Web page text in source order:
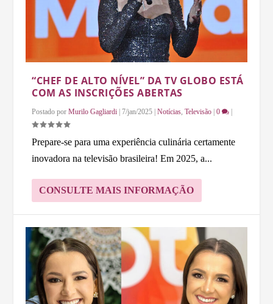
“CHEF DE ALTO NÍVEL” DA TV GLOBO ESTÁ
COM AS INSCRIÇÕES ABERTAS
Postado porMurilo Gagliardi |7/jan/2025 |Notícias,Televisão |0
Prepare-se para uma experiência culinária certamente
inovadora na televisão brasileira! Em 2025, a...
CONSULTE MAIS INFORMAÇÃO